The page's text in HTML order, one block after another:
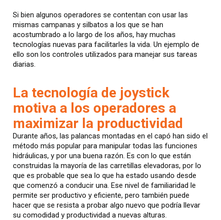
Si bien algunos operadores se contentan con usar las
mismas campanas y silbatos a los que se han
acostumbrado a lo largo de los años, hay muchas
tecnologías nuevas para facilitarles la vida. Un ejemplo de
ello son los controles utilizados para manejar sus tareas
diarias.
La tecnología de joystick
motiva a los operadores a
maximizar la productividad
Durante años, las palancas montadas en el capó han sido el
método más popular para manipular todas las funciones
hidráulicas, y por una buena razón. Es con lo que están
construidas la mayoría de las carretillas elevadoras, por lo
que es probable que sea lo que ha estado usando desde
que comenzó a conducir una. Ese nivel de familiaridad le
permite ser productivo y eficiente, pero también puede
hacer que se resista a probar algo nuevo que podría llevar
su comodidad y productividad a nuevas alturas.